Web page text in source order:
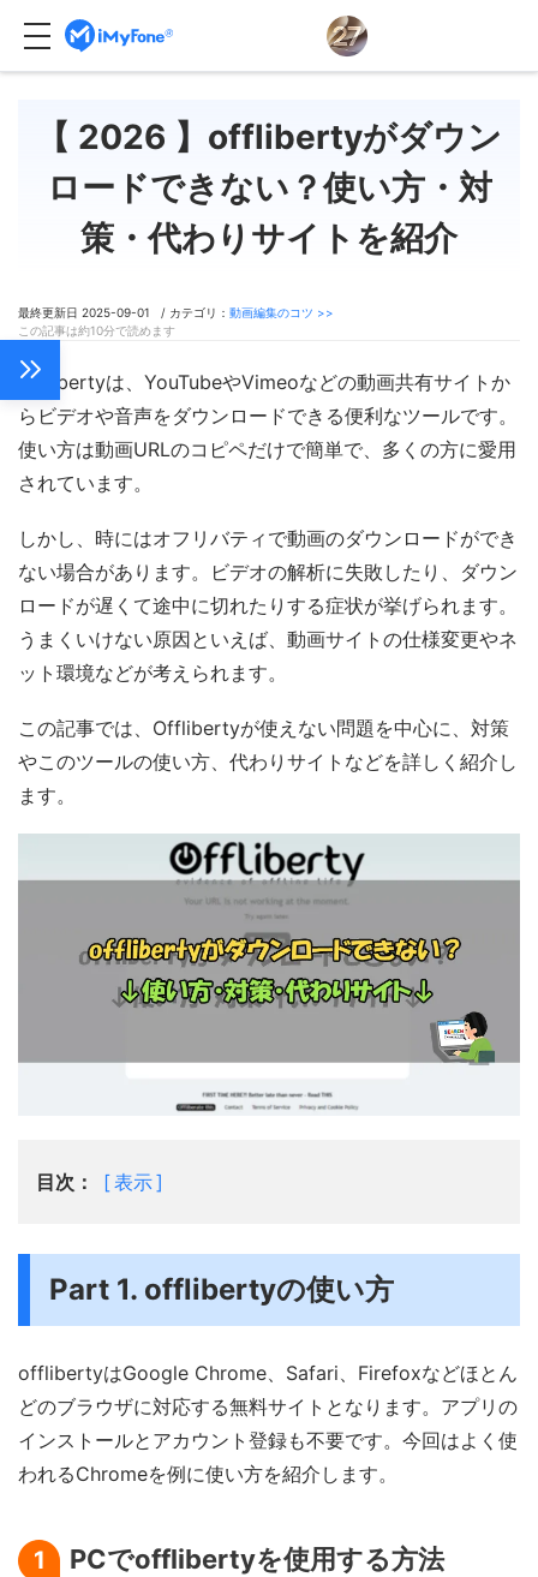
【 2026 】offlibertyがダウン
ロードできない？使い方・対
策・代わりサイトを紹介
最終更新日 2025-09-01 / カテゴリ： 動画編集のコツ >>
この記事は約10分で読めます
Offlibertyは、YouTubeやVimeoなどの動画共有サイトか
らビデオや音声をダウンロードできる便利なツールです。
使い方は動画URLのコピペだけで簡単で、多くの方に愛用
されています。
しかし、時にはオフリバティで動画のダウンロードができ
ない場合があります。ビデオの解析に失敗したり、ダウン
ロードが遅くて途中に切れたりする症状が挙げられます。
うまくいけない原因といえば、動画サイトの仕様変更やネ
ット環境などが考えられます。
この記事では、Offlibertyが使えない問題を中心に、対策
やこのツールの使い方、代わりサイトなどを詳しく紹介し
ます。
目次： 表示
Part 1. offlibertyの使い方
offlibertyはGoogle Chrome、Safari、Firefoxなどほとん
どのブラウザに対応する無料サイトとなります。アプリの
インストールとアカウント登録も不要です。今回はよく使
われるChromeを例に使い方を紹介します。
1 PCでofflibertyを使用する方法